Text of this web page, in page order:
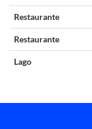
Restaurante
Restaurante
Lago